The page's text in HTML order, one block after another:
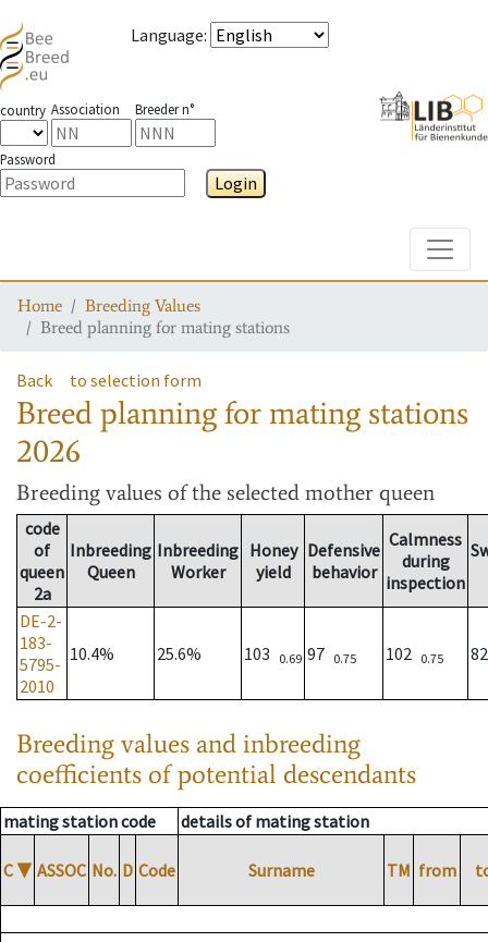
Language:
country Association Breeder n°
Password
Login
Home
Breeding Values
Breed planning for mating stations
Back to selection form
Breed planning for mating stations
2026
Breeding values of the selected mother queen
code
of
queen
2a
Inbreeding
Queen
Inbreeding
Worker
Honey
yield
Defensive
behavior
Calmness
during
inspection
DE-2-
183-
5795-
2010
10.4% 25.6% 103 0.69 97 0.75 102 0.75
Breeding values and inbreeding
coefficients of potential descendants
mating station code details of mating station
C ▼ ASSOC No. D Code Surname TM from